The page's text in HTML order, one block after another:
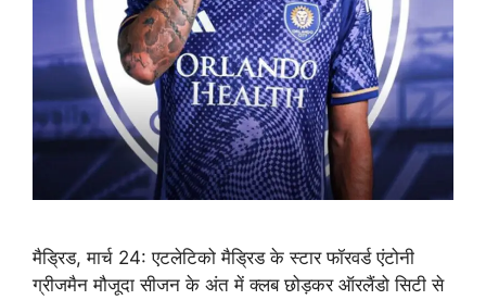
मैड्रिड, मार्च 24: एटलेटिको मैड्रिड के स्टार फॉरवर्ड एंटोनी
ग्रीजमैन मौजूदा सीजन के अंत में क्लब छोड़कर ऑरलैंडो सिटी से